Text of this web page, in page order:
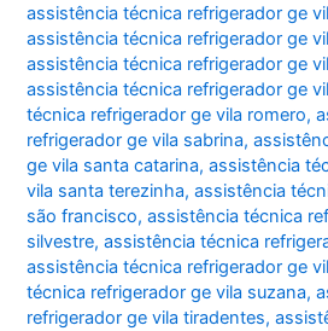
assistência técnica refrigerador ge
assistência técnica refrigerador ge
assistência técnica refrigerador ge
assistência técnica refrigerador ge
técnica refrigerador ge vila romero,
refrigerador ge vila sabrina,
ge vila santa catarina,assistência
vila santa terezinha,assistência
são francisco,assistência técnica
silvestre,assistência técnica
assistência técnica refrigerador ge
técnica refrigerador ge vila suzana,
refrigerador ge vila tiradentes,